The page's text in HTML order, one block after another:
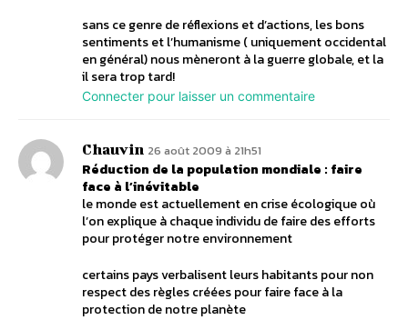
sans ce genre de réflexions et d’actions, les bons
sentiments et l’humanisme ( uniquement occidental
en général) nous mèneront à la guerre globale, et la
il sera trop tard!
Connecter pour laisser un commentaire
Chauvin 26 août 2009 à 21h51
Réduction de la population mondiale : faire
face à l’inévitable
le monde est actuellement en crise écologique où
l’on explique à chaque individu de faire des efforts
pour protéger notre environnement
certains pays verbalisent leurs habitants pour non
respect des règles créées pour faire face à la
protection de notre planète